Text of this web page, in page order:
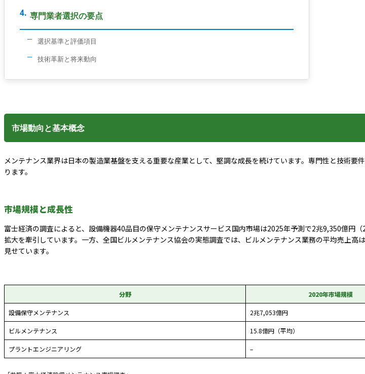
専門業者選択の要点
選択基準と評価項目
技術革新と将来動向
市場動向と基本概念
メンテナンス業界は日本の製造業基盤を支える重要な産業として、堅調な成長を続けています。専門性と技術
ります。
市場規模と成長性
富士経済の調査によると、設備機器40品目の保守メンテナンスサービス国内市場は2025年予測で2兆9,350億円
拡大を牽引しています。一方、全国ビルメンテナンス協会の実態調査では、ビルメンテナンス業務の平均売上
見せています。
分野 2020年市場規模
設備保守メンテナンス 2兆7,053億円
ビルメンテナンス 15.8億円（平均）
プラントエンジニアリング –